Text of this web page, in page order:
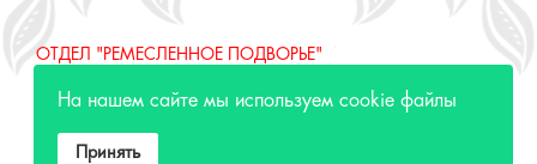
ОТДЕЛ "РЕМЕСЛЕННОЕ ПОДВОРЬЕ"
664025, Россия, Иркутская область, г. Иркутск, ул. 3 июля,
тел.: 8 (3952) 48-71-30
На нашем сайте мы используем cookie файлы
Принять